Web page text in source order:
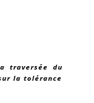
traversée du
la tolérance